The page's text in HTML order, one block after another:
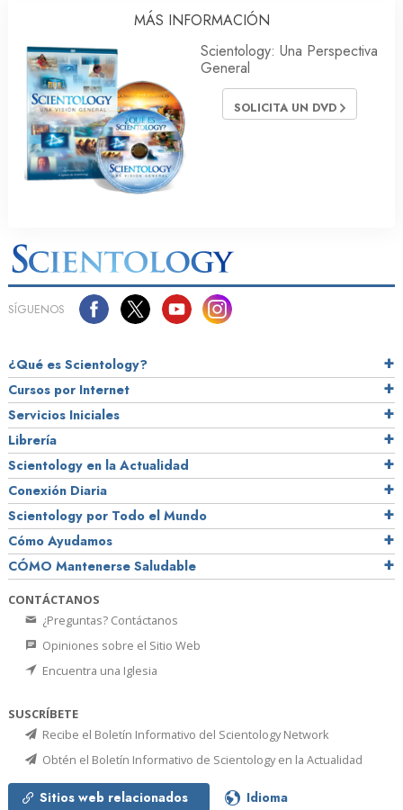
MÁS INFORMACIÓN
Scientology: Una Perspectiva
General
SOLICITA UN DVD
SÍGUENOS
¿Qué es Scientology?
Cursos por Internet
Servicios Iniciales
Librería
Scientology en la Actualidad
Conexión Diaria
Scientology por Todo el Mundo
Cómo Ayudamos
CÓMO Mantenerse Saludable
CONTÁCTANOS
¿Preguntas? Contáctanos
Opiniones sobre el Sitio Web
Encuentra una Iglesia
SUSCRÍBETE
Recibe el Boletín Informativo del Scientology Network
Obtén el Boletín Informativo de Scientology en la Actualidad
Sitios web relacionados Idioma